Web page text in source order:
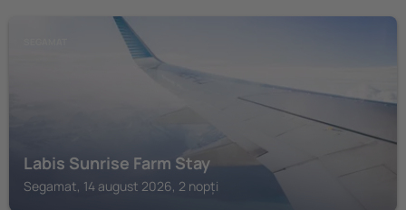
Labis Sunrise Farm Stay
Segamat, 14 august 2026, 2 nopți